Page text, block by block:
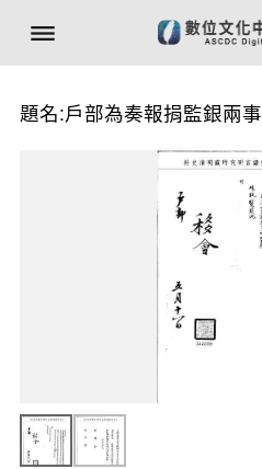
題名:戶部為奏報捐監銀兩事